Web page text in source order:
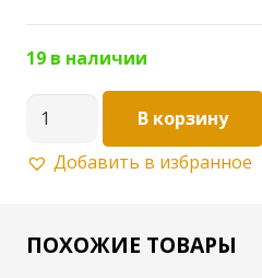
19 в наличии
Количество
Кромка
В корзину
Добавить в избранное
ПОХОЖИЕ ТОВАРЫ